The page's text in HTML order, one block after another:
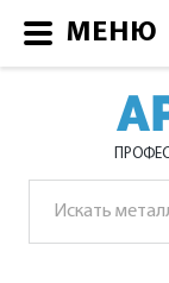
МЕНЮ